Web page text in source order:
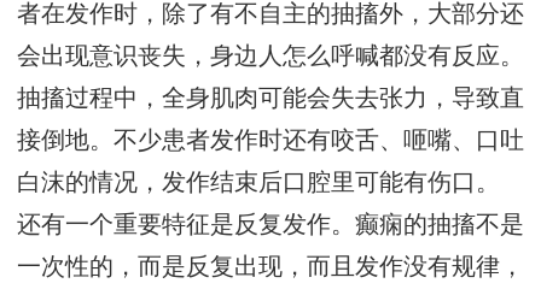
者在发作时，除了有不自主的抽搐外，大部分还
会出现意识丧失，身边人怎么呼喊都没有反应。
抽搐过程中，全身肌肉可能会失去张力，导致直
接倒地。不少患者发作时还有咬舌、咂嘴、口吐
白沫的情况，发作结束后口腔里可能有伤口。
还有一个重要特征是反复发作。癫痫的抽搐不是
一次性的，而是反复出现，而且发作没有规律，